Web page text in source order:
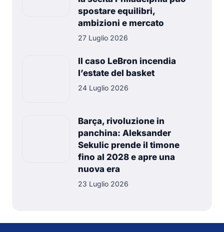
spostare equilibri,
ambizioni e mercato
27 Luglio 2026
Il caso LeBron incendia
l’estate del basket
24 Luglio 2026
Barça, rivoluzione in
panchina: Aleksander
Sekulic prende il timone
fino al 2028 e apre una
nuova era
23 Luglio 2026